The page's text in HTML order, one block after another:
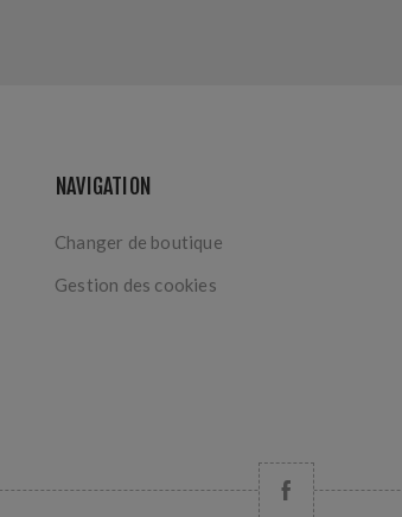
NAVIGATION
Changer de boutique
Gestion des cookies